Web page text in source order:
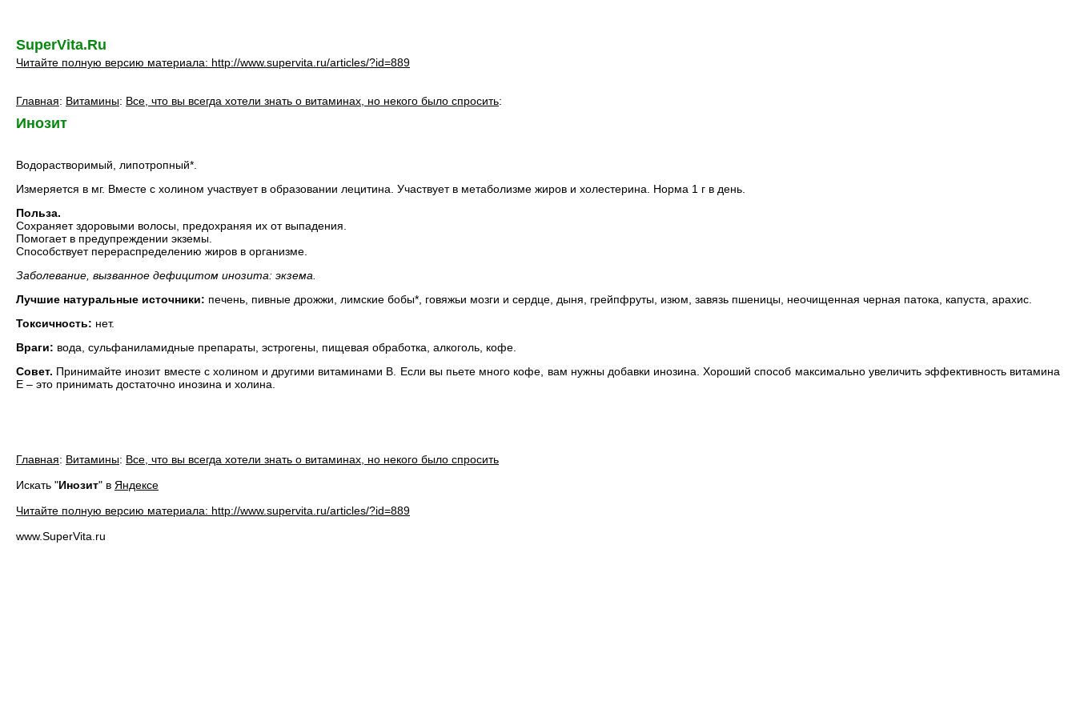
SuperVita.Ru
Читайте полную версию материала: http://www.supervita.ru/articles/?id=889
Главная: Витамины: Все, что вы всегда хотели знать о витаминах, но некого было спросить:
Инозит
Водорастворимый, липотропный*.
Измеряется в мг. Вместе с холином участвует в образовании лецитина. Участвует в метаболизме жиров и холестерина. Норма 1 г в день.
Польза.
Сохраняет здоровыми волосы, предохраняя их от выпадения.
Помогает в предупреждении экземы.
Способствует перераспределению жиров в организме.
Заболевание, вызванное дефицитом инозита: экзема.
Лучшие натуральные источники: печень, пивные дрожжи, лимские бобы*, говяжьи мозги и сердце, дыня, грейпфруты, изюм, завязь пшеницы, неочищенная черная патока, капуста, арахис.
Токсичность: нет.
Враги: вода, сульфаниламидные препараты, эстрогены, пищевая обработка, алкоголь, кофе.
Совет. Принимайте инозит вместе с холином и другими витаминами В. Если вы пьете много кофе, вам нужны добавки инозина. Хороший способ максимально увеличить эффективность витамина
Е – это принимать достаточно инозина и холина.
Главная: Витамины: Все, что вы всегда хотели знать о витаминах, но некого было спросить
Искать "Инозит" в Яндексе
Читайте полную версию материала: http://www.supervita.ru/articles/?id=889
www.SuperVita.ru